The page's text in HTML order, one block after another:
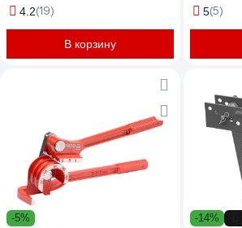
4.2(19)
В корзину
515.20
5(5)
-5% -14%